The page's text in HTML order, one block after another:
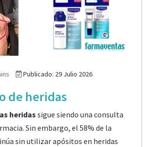
Publicado: 29 Julio 2026
de heridas
heridas sigue siendo una consulta
Sin embargo, el 58% de la
sin utilizar apósitos en heridas